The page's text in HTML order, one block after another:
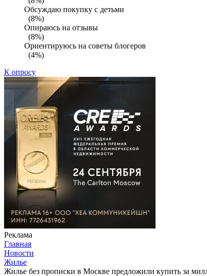
Обсуждаю покупку с детьми
(8%)
Опираюсь на отзывы
(8%)
Ориентируюсь на советы блогеров
(4%)
К опросу
Реклама
Главная
Новости
Жилье
Жилье без прописки в Москве предложили купить за